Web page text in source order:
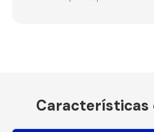
Características